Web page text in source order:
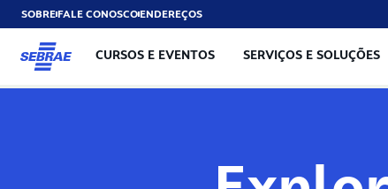
SOBREFALE CONOSCOENDEREÇOS
CURSOS E EVENTOS SERVIÇOS E SOLUÇÕES